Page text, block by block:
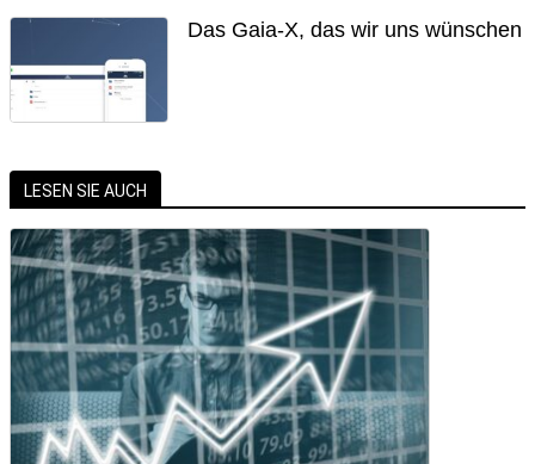
Das Gaia-X, das wir uns wünschen
LESEN SIE AUCH